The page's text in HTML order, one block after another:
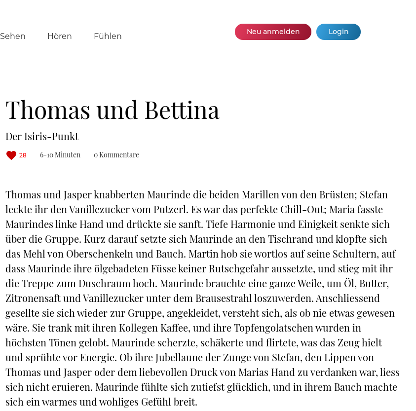
Sehen Hören Fühlen Neu anmelden Login
Thomas und Bettina
Der Isiris-Punkt
28 6-10 Minuten 0 Kommentare
Thomas und Jasper knabberten Maurinde die beiden Marillen von den Brüsten; Stefan
leckte ihr den Vanillezucker vom Putzerl. Es war das perfekte Chill-Out; Maria fasste
Maurindes linke Hand und drückte sie sanft. Tiefe Harmonie und Einigkeit senkte sich
über die Gruppe. Kurz darauf setzte sich Maurinde an den Tischrand und klopfte sich
das Mehl von Oberschenkeln und Bauch. Martin hob sie wortlos auf seine Schultern, auf
dass Maurinde ihre ölgebadeten Füsse keiner Rutschgefahr aussetzte, und stieg mit ihr
die Treppe zum Duschraum hoch. Maurinde brauchte eine ganze Weile, um Öl, Butter,
Zitronensaft und Vanillezucker unter dem Brausestrahl loszuwerden. Anschliessend
gesellte sie sich wieder zur Gruppe, angekleidet, versteht sich, als ob nie etwas gewesen
wäre. Sie trank mit ihren Kollegen Kaffee, und ihre Topfengolatschen wurden in
höchsten Tönen gelobt. Maurinde scherzte, schäkerte und flirtete, was das Zeug hielt
und sprühte vor Energie. Ob ihre Jubellaune der Zunge von Stefan, den Lippen von
Thomas und Jasper oder dem liebevollen Druck von Marias Hand zu verdanken war, liess
sich nicht eruieren. Maurinde fühlte sich zutiefst glücklich, und in ihrem Bauch machte
sich ein warmes und wohliges Gefühl breit.